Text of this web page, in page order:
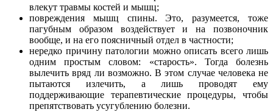
влекут травмы костей и мышц;
повреждения мышц спины. Это, разумеется, тоже
пагубным образом воздействует и на позвоночник
вообще, и на его поясничный отдел в частности;
нередко причину патологии можно описать всего лишь
одним простым словом: «старость». Тогда болезнь
вылечить вряд ли возможно. В этом случае человека не
пытаются излечить, а лишь проводят ему
поддерживающие терапевтические процедуры, чтобы
препятствовать усугублению болезни.